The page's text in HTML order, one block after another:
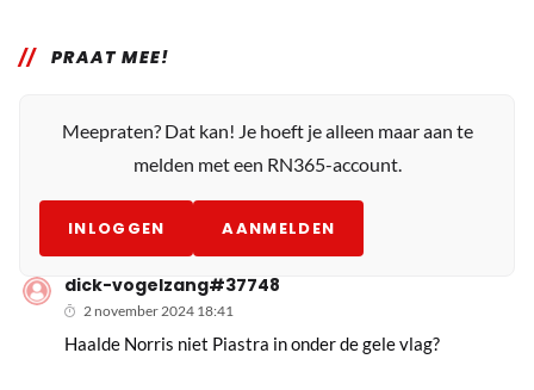
PRAAT MEE!
Meepraten? Dat kan! Je hoeft je alleen maar aan te
melden met een RN365-account.
INLOGGEN AANMELDEN
dick-vogelzang#37748
2 november 2024 18:41
Haalde Norris niet Piastra in onder de gele vlag?